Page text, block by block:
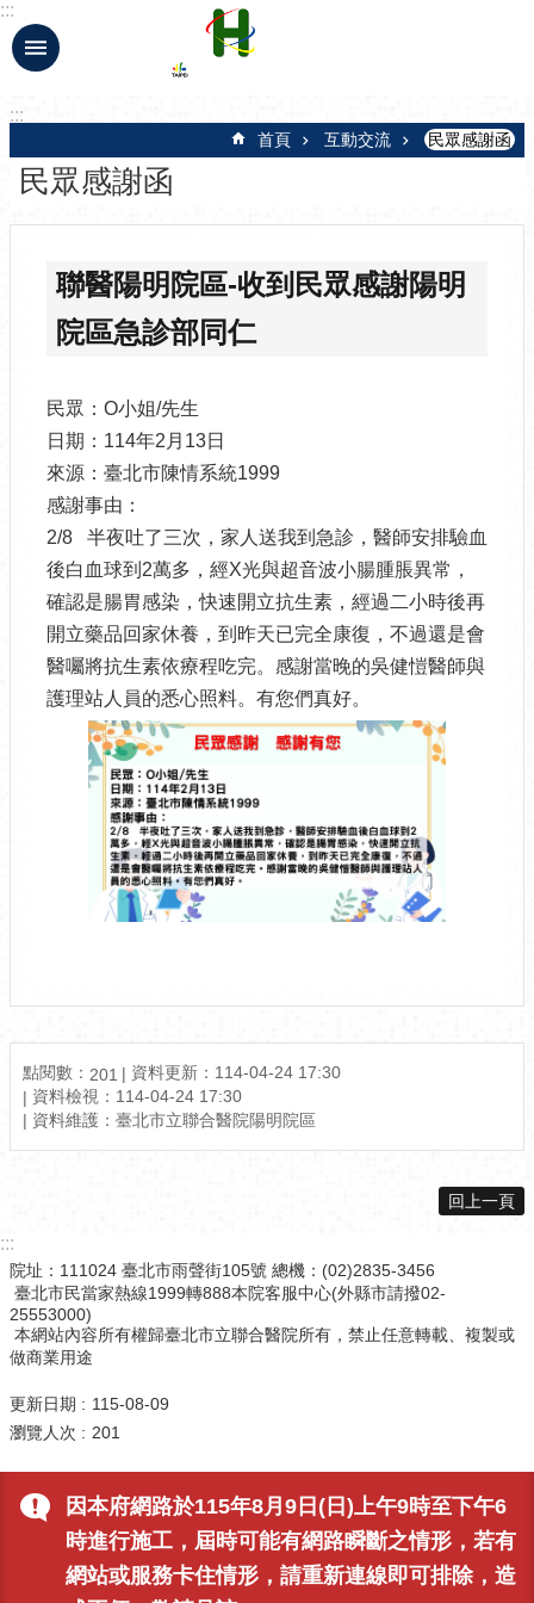
跳到主要內容區塊
因本府網路於115年8月9日(日)上午9時至下午6
時進行施工，屆時可能有網路瞬斷之情形，若有
網站或服務卡住情形，請重新連線即可排除，造
:::
:::
首頁 互動交流 民眾感謝函
民眾感謝函
聯醫陽明院區-收到民眾感謝陽明
院區急診部同仁
民眾：O小姐/先生
日期：114年2月13日
來源：臺北市陳情系統1999
感謝事由：
2/8 半夜吐了三次，家人送我到急診，醫師安排驗血
後白血球到2萬多，經X光與超音波小腸腫脹異常，
確認是腸胃感染，快速開立抗生素，經過二小時後再
開立藥品回家休養，到昨天已完全康復，不過還是會
醫囑將抗生素依療程吃完。感謝當晚的吳健愷醫師與
護理站人員的悉心照料。有您們真好。
點閱數： 201
資料更新：114-04-24 17:30
資料檢視：114-04-24 17:30
資料維護：臺北市立聯合醫院陽明院區
回上一頁
:::
院址：111024 臺北市雨聲街105號 總機：(02)2835-3456
臺北市民當家熱線1999轉888本院客服中心(外縣市請撥02-
25553000)
本網站內容所有權歸臺北市立聯合醫院所有，禁止任意轉載、複製或
做商業用途
更新日期
115-08-09
瀏覽人次
201